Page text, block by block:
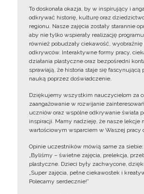
To doskonała okazja, by w inspirujący i
odkrywać historię, kulturę oraz
regionu. Nasze zajęcia zostały starannie
aby nie tylko wspierały realizację
również pobudzały ciekawość, wyobraźnię
odkrywców. Interaktywne formy pracy,
działania plastyczne oraz bezpośredni
sprawiają, że historia staje się fascynującą
nauką poprzez doświadczenie.
Dziękujemy wszystkim nauczycielom za
zaangażowanie w rozwijanie
uczniów oraz wspólne odkrywanie świata
inspiracji. Mamy nadzieję, że nasze lekcje
wartościowym wsparciem w Waszej pracy
Opinie uczestników mówią same za siebie:
„Byliśmy – świetne zajęcia, prelekcja,
plastyczne. Dzieci były zachwycone,
„Super zajęcia, pełne ciekawostek i
Polecamy serdecznie!”